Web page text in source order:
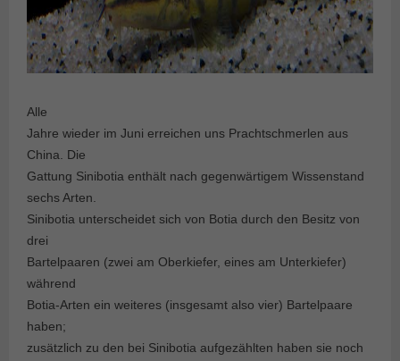
Alle
Jahre wieder im Juni erreichen uns Prachtschmerlen aus
China. Die
Gattung Sinibotia enthält nach gegenwärtigem Wissenstand
sechs Arten.
Sinibotia unterscheidet sich von Botia durch den Besitz von
drei
Bartelpaaren (zwei am Oberkiefer, eines am Unterkiefer)
während
Botia-Arten ein weiteres (insgesamt also vier) Bartelpaare
haben;
zusätzlich zu den bei Sinibotia aufgezählten haben sie noch